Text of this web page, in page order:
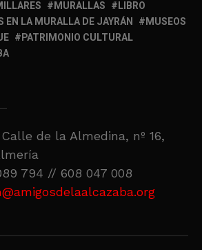
MURALLAS
LIBRO
EN LA MURALLA DE JAYRÁN
MUSEOS
PATRIMONIO CULTURAL
Calle de la Almedina, nº 16,
794 // 608 047 008